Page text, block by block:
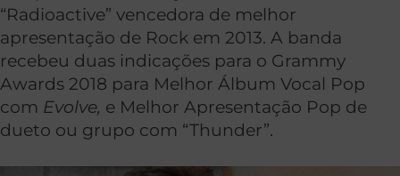
“Radioactive” vencedora de melhor
apresentação de Rock em 2013. A banda
recebeu duas indicações para o Grammy
Awards 2018 para Melhor Álbum Vocal Pop
com Evolve, e Melhor Apresentação Pop de
dueto ou grupo com “Thunder”.